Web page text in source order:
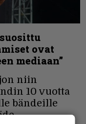
ovat
mediaan”
niin
10 vuotta
bändeille